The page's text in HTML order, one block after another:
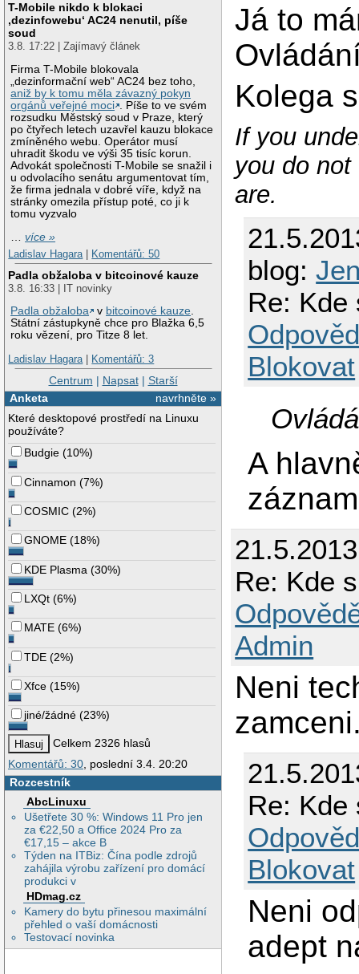
T-Mobile nikdo k blokaci
‚dezinfowebu‘ AC24 nenutil, píše
soud
3.8. 17:22 | Zajímavý článek
Firma T-Mobile blokovala
„dezinformační web“ AC24 bez toho,
aniž by k tomu měla závazný pokyn
orgánů veřejné moci
. Píše to ve svém
rozsudku Městský soud v Praze, který
po čtyřech letech uzavřel kauzu blokace
zmíněného webu. Operátor musí
uhradit škodu ve výši 35 tisíc korun.
Advokát společnosti T-Mobile se snažil i
u odvolacího senátu argumentovat tím,
že firma jednala v dobré víře, když na
stránky omezila přístup poté, co ji k
tomu vyzvalo
…více »
Ladislav Hagara| Komentářů: 50
Padla obžaloba v bitcoinové kauze
3.8. 16:33 | IT novinky
Padla obžaloba
v bitcoinové kauze.
Státní zástupkyně chce pro Blažka 6,5
roku vězení, pro Titze 8 let.
Ladislav Hagara| Komentářů: 3
Centrum | Napsat| Starší
navrhněte »
Anketa
Které desktopové prostředí na Linuxu
používáte?
Budgie (10%)
Cinnamon (7%)
COSMIC (2%)
GNOME (18%)
KDE Plasma (30%)
LXQt (6%)
MATE (6%)
TDE (2%)
Xfce (15%)
jiné/žádné (23%)
Celkem 2326 hlasů
Komentářů: 30 , poslední 3.4. 20:20
Rozcestník
AbcLinuxu
Ušetřete 30 %: Windows 11 Pro jen
za €22,50 a Office 2024 Pro za
€17,15 – akce B
Týden na ITBiz: Čína podle zdrojů
zahájila výrobu zařízení pro domácí
produkci v
HDmag.cz
Kamery do bytu přinesou maximální
přehled o vaší domácnosti
Testovací novinka
Já to
Kolega
If you
you do
are.
blog:
Re: Kde
Blokovat
A
Re: Kde
Admin
Neni
Re: Kde
Blokovat
Neni
adept